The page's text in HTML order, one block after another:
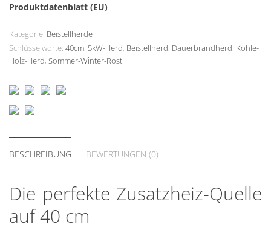
Produktdatenblatt (EU)
Kategorie: Beistellherde
Schlüsselworte: 40cm, 5kW-Herd, Beistellherd, Dauerbrandherd, Kohle-
Holz-Herd, Sommer-Winter-Rost
BESCHREIBUNG BEWERTUNGEN (0)
Die perfekte Zusatzheiz-Quelle
auf 40 cm